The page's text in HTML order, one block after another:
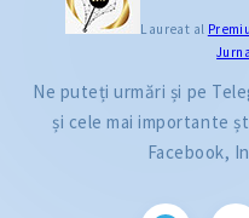
Laureat al
Ne puteți urmări și pe
și cele mai importante
Facebook,